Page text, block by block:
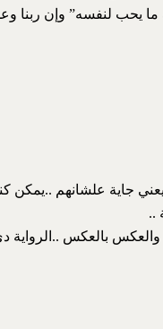
يحب لنفسه” وإن ربنا
جاية علشانهم ..يمكن
..
والعكس بالعكس ..الرواية